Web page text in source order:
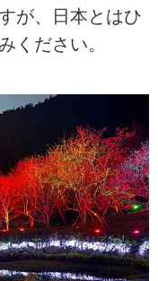
が、日本とはひ
ください。